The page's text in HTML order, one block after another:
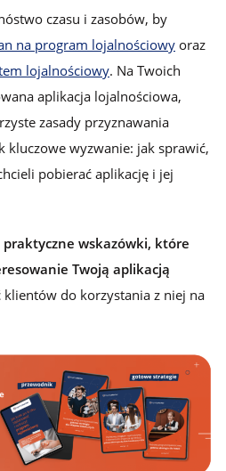
czasu i zasobów, by
na program lojalnościowyoraz
lojalnościowy. Na Twoich
aplikacja lojalnościowa,
zasady przyznawania
kluczowe wyzwanie: jak sprawić,
pobierać aplikację i jej
praktyczne wskazówki, które
Twoją aplikacją
klientów do korzystania z niej na